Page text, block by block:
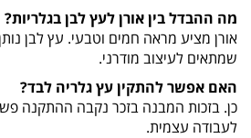
מה ההבדל בין אורן לעץ לבן בגלריות?
אורן מציע מראה חמים וטבעי. עץ לבן
שמתאים לעיצוב מודרני.
האם אפשר להתקין עץ גלריה לבד?
כן. בזכות המבנה בזכר נקבה ההתקנה
לעבודה עצמית.